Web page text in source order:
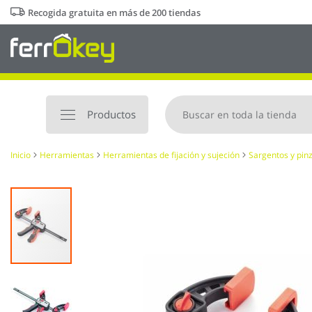
Ir
al
contenido
Recogida gratuita en más de 200 tiendas
Productos
Inicio Herramientas Herramientas de fijación y sujeción Sargentos y
Saltar
final
de
galería
imágenes